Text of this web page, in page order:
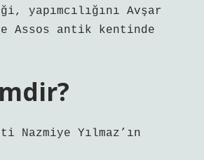
yapımcılığını Avşar
Assos antik kentinde
Nazmiye Yılmaz’ın